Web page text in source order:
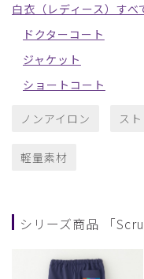
白衣（レディース）すべ
ドクターコート
ジャケット
ショートコート
ノンアイロン ス
軽量素材
シリーズ商品 「